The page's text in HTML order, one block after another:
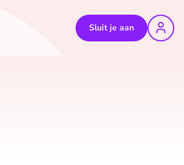
Sluit je aan